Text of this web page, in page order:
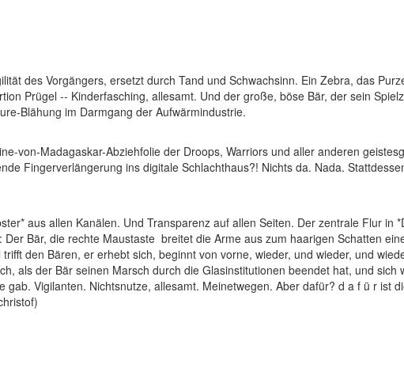
des Vorgängers, ersetzt durch Tand und Schwachsinn. Ein Zebra, das
Prügel -- Kinderfasching, allesamt. Und der große, böse Bär, der sein
Blähung im Darmgang der Aufwärmindustrie.
von-Madagaskar-Abziehfolie der Droops, Warriors und aller anderen
Fingerverlängerung ins digitale Schlachthaus?! Nichts da. Nada.
aus allen Kanälen. Und Transparenz auf allen Seiten. Der zentrale Flur in
Bär, die rechte Maustaste breitet die Arme aus zum haarigen Schatten
den Bären, er erhebt sich, beginnt von vorne, wieder, und wieder, und
als der Bär seinen Marsch durch die Glasinstitutionen beendet hat, und
Vigilanten. Nichtsnutze, allesamt. Meinetwegen. Aber dafür? d a f ü r ist